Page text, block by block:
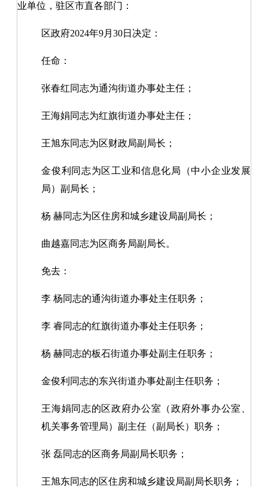
业单位，驻区市直各部门：
区政府2024年9月30日决定：
任命：
张春红同志为通沟街道办事处主任；
王海娟同志为红旗街道办事处主任；
王旭东同志为区财政局副局长；
金俊利同志为区工业和信息化局（中小企业发展
局）副局长；
杨 赫同志为区住房和城乡建设局副局长；
曲越嘉同志为区商务局副局长。
免去：
李 杨同志的通沟街道办事处主任职务；
李 睿同志的红旗街道办事处主任职务；
杨 赫同志的板石街道办事处副主任职务；
金俊利同志的东兴街道办事处副主任职务；
王海娟同志的区政府办公室（政府外事办公室、
机关事务管理局）副主任（副局长）职务；
张 磊同志的区商务局副局长职务；
王旭东同志的区住房和城乡建设局副局长职务；